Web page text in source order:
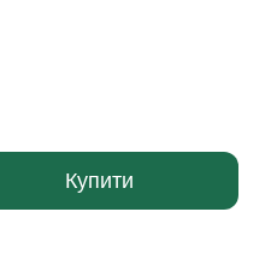
Купити